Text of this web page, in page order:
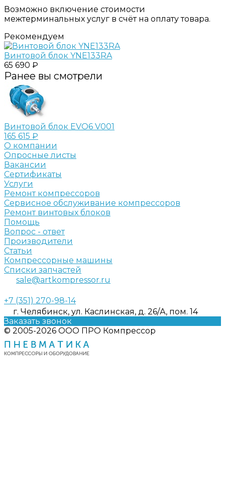
Возможно включение стоимости
межтерминальных услуг в счёт на оплату товара.
Рекомендуем
Винтовой блок YNE133RA
65 690 ₽
Ранее вы смотрели
Винтовой блок EVO6 V001
165 615 ₽
О компании
Опросные листы
Вакансии
Сертификаты
Услуги
Ремонт компрессоров
Сервисное обслуживание компрессоров
Ремонт винтовых блоков
Помощь
Вопрос - ответ
Производители
Статьи
Компрессорные машины
Списки запчастей
sale@artkompressor.ru
+7 (351) 270-98-14
г. Челябинск, ул. Каслинская, д. 26/А, пом. 14
Заказать звонок
© 2005-2026 ООО ПРО Компрессор